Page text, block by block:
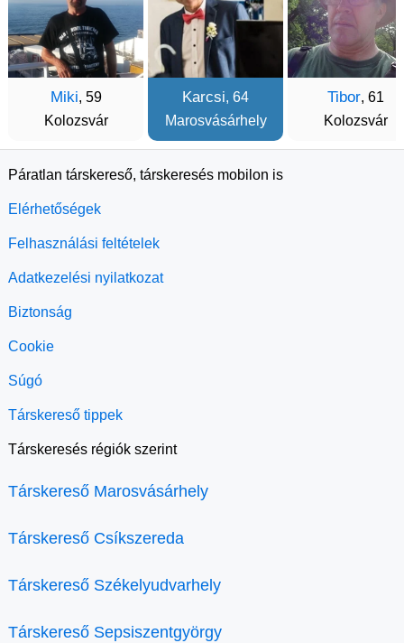
Miki, 59
Kolozsvár
Karcsi, 64
Marosvásárhely
Tibor, 61
Kolozsvár
Páratlan társkereső, társkeresés mobilon is
Elérhetőségek
Felhasználási feltételek
Adatkezelési nyilatkozat
Biztonság
Cookie
Súgó
Társkereső tippek
Társkeresés régiók szerint
Társkereső Marosvásárhely
Társkereső Csíkszereda
Társkereső Székelyudvarhely
Társkereső Sepsiszentgyörgy